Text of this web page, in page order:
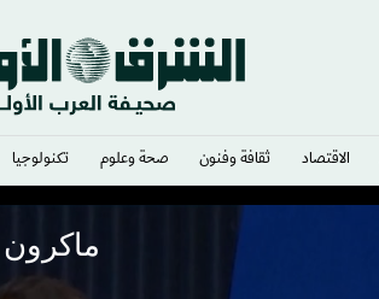
الاقتصاد ثقافة وفنون صحة وعلوم تكنولوجيا